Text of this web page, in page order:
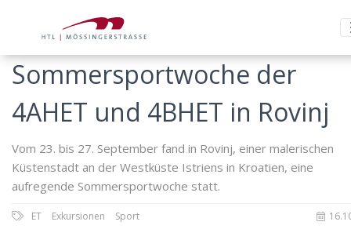
Sommersportwoche der
4AHET und 4BHET in Rovinj
Vom 23. bis 27. September fand in Rovinj, einer malerischen
Küstenstadt an der Westküste Istriens in Kroatien, eine
aufregende Sommersportwoche statt.
ET Exkursionen Sport